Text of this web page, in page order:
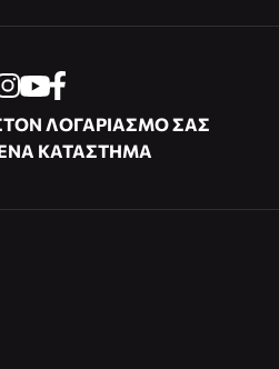
ΛΟΓΑΡΙΑΣΜΟ ΣΑΣ
ΕΝΑ ΚΑΤΑΣΤΗΜΑ